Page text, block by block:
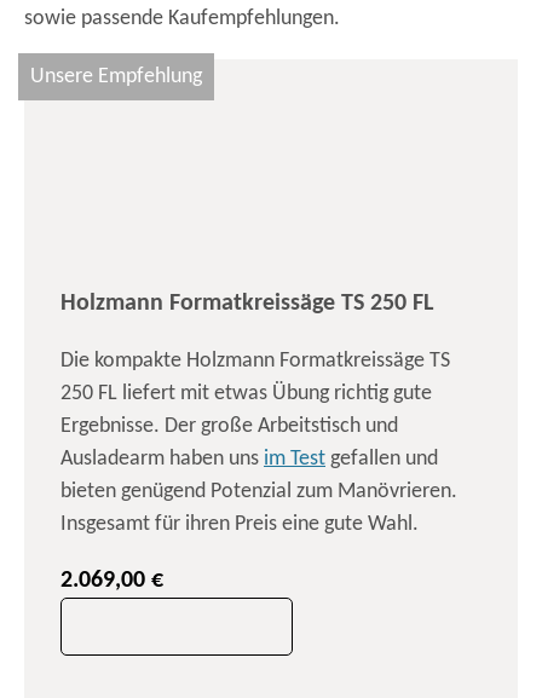
sowie passende Kaufempfehlungen.
Unsere Empfehlung
Holzmann Formatkreissäge TS 250 FL
Die kompakte Holzmann Formatkreissäge TS
250 FL liefert mit etwas Übung richtig gute
Ergebnisse. Der große Arbeitstisch und
Ausladearm haben uns im Test gefallen und
bieten genügend Potenzial zum Manövrieren.
Insgesamt für ihren Preis eine gute Wahl.
2.069,00 €